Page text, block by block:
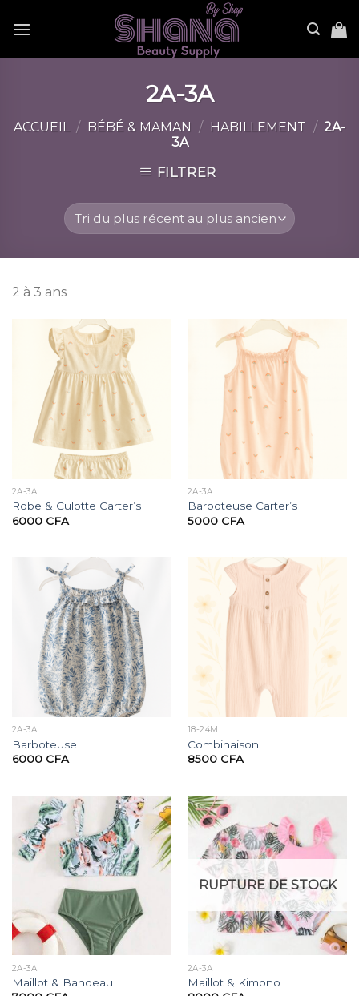
2A-3A
ACCUEIL / BÉBÉ & MAMAN / HABILLEMENT / 2A-
3A
FILTRER
2 à 3 ans
2A-3A
Robe & Culotte Carter’s
6000 CFA
2A-3A
Barboteuse Carter’s
5000 CFA
2A-3A
Barboteuse
6000 CFA
18-24M
Combinaison
8500 CFA
2A-3A
Maillot & Bandeau
RUPTURE DE STOCK
2A-3A
Maillot & Kimono